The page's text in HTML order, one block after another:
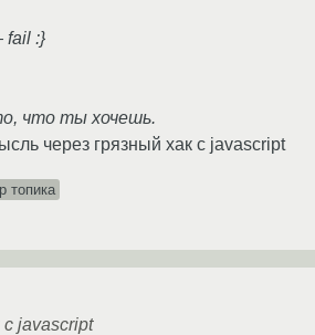
fail :}
что ты хочешь.
через грязный хак с javascript
топика
javascript